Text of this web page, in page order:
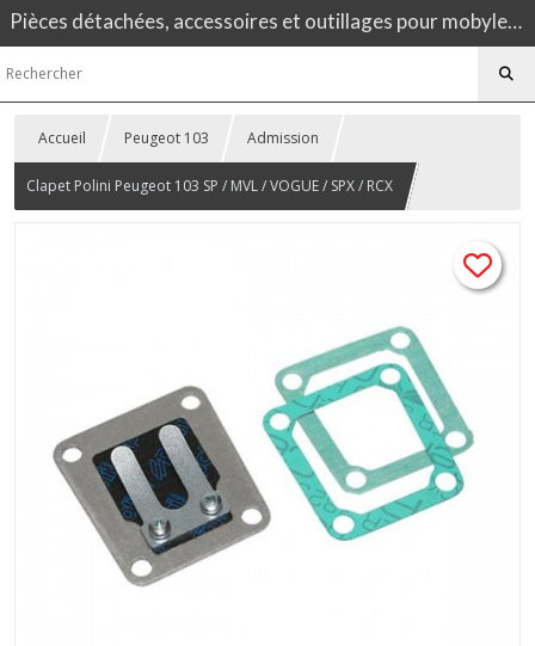
Pièces détachées, accessoires et outillages pour mobylette, 50CC, moto ancienne.
Accueil Peugeot 103 Admission
Clapet Polini Peugeot 103 SP / MVL / VOGUE / SPX / RCX